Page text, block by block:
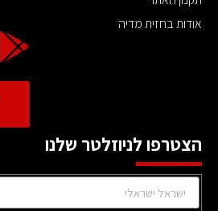
אודות בחזית מדיה
הצטרפו לניוזלטר שלנו